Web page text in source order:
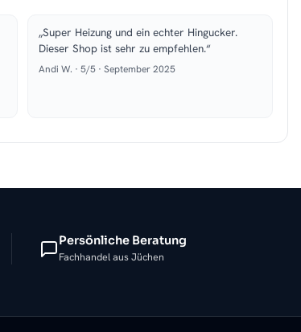
„Super Heizung und ein echter Hingucker.
Dieser Shop ist sehr zu empfehlen.“
Andi W. · 5/5 · September 2025
Persönliche Beratung
Fachhandel aus Jüchen